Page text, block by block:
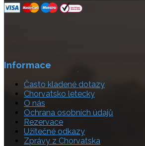
Informace
Často kladené dotazy
Chorvatsko letecky
O nás
Ochrana osobních údajů
Rezervace
Užitečné odkazy
Zprávy z Chorvatska